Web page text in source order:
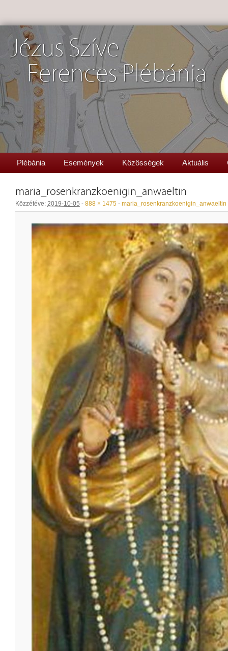
Jézus Szíve
Ferences Plébánia
Plébánia Események Közösségek Aktuális
maria_rosenkranzkoenigin_anwaeltin
Közzétéve: 2019-10-05 - 888 × 1475 - maria_rosenkranzkoenigin_anwaeltin